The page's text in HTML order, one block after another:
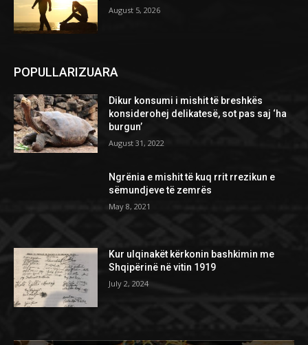
August 5, 2026
POPULLARIZUARA
Dikur konsumi i mishit të breshkës
konsiderohej delikatesë, sot pas saj ‘ha
burgun’
August 31, 2022
Ngrënia e mishit të kuq rrit rrezikun e
sëmundjeve të zemrës
May 8, 2021
Kur ulqinakët kërkonin bashkimin me
Shqipërinë në vitin 1919
July 2, 2024